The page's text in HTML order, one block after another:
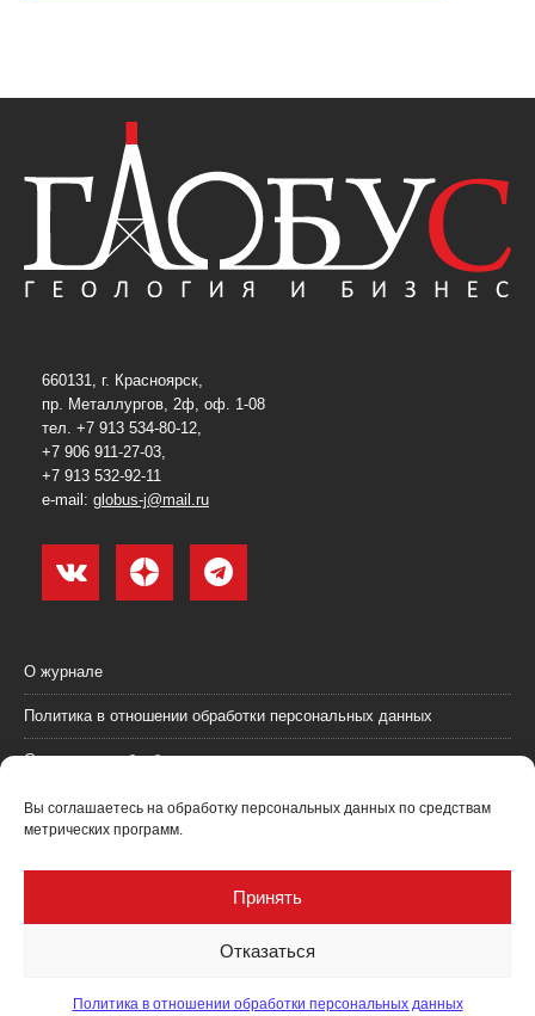
Вы соглашаетесь на обработку персональных данных по средствам
метрических программ.
Принять
Отказаться
Политика в отношении обработки персональных данных
660131, г. Красноярск,
пр. Металлургов, 2ф, оф. 1-08
тел. +7 913 534-80-12,
+7 906 911-27-03,
+7 913 532-92-11
e-mail: globus-j@mail.ru
О журнале
Политика в отношении обработки персональных данных
Согласие на обработку персональных данных
Пользовательское соглашение (оферта)
Журнал "Глобус: геология и бизнес" @ 2021. Все права соблюдены.